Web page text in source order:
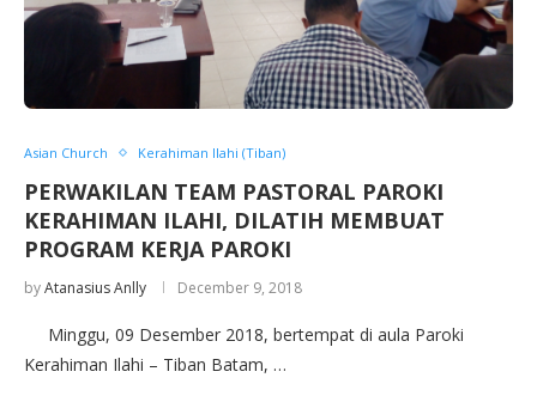
Asian Church Kerahiman Ilahi (Tiban)
PERWAKILAN TEAM PASTORAL PAROKI
KERAHIMAN ILAHI, DILATIH MEMBUAT
PROGRAM KERJA PAROKI
byAtanasius Anlly December 9, 2018
Minggu, 09 Desember 2018, bertempat di aula Paroki
Kerahiman Ilahi – Tiban Batam, …